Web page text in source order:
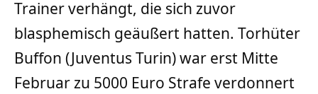
Trainer verhängt, die sich zuvor
blasphemisch geäußert hatten. Torhüter
Buffon (Juventus Turin) war erst Mitte
Februar zu 5000 Euro Strafe verdonnert